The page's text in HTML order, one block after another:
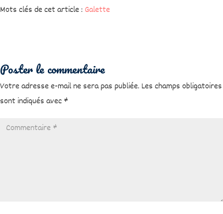
Mots clés de cet article : Galette
Poster le commentaire
Votre adresse e-mail ne sera pas publiée. Les champs obligatoires
sont indiqués avec *